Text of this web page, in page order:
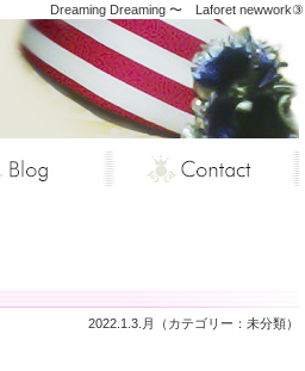
Dreaming Dreaming 〜 Laforet newwork③
2022.1.3.月（カテゴリー： 未分類）